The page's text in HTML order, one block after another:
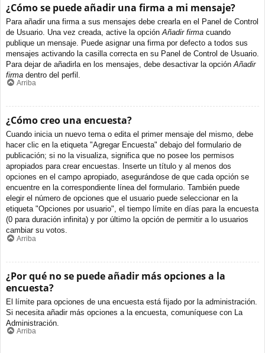
¿Cómo se puede añadir una firma a mi mensaje?
Para añadir una firma a sus mensajes debe crearla en el Panel de Control
de Usuario. Una vez creada, active la opción Añadir firma cuando
publique un mensaje. Puede asignar una firma por defecto a todos sus
mensajes activando la casilla correcta en su Panel de Control de Usuario.
Para dejar de añadirla en los mensajes, debe desactivar la opción Añadir
firma dentro del perfil.
Arriba
¿Cómo creo una encuesta?
Cuando inicia un nuevo tema o edita el primer mensaje del mismo, debe
hacer clic en la etiqueta "Agregar Encuesta" debajo del formulario de
publicación; si no la visualiza, significa que no posee los permisos
apropiados para crear encuestas. Inserte un título y al menos dos
opciones en el campo apropiado, asegurándose de que cada opción se
encuentre en la correspondiente línea del formulario. También puede
elegir el número de opciones que el usuario puede seleccionar en la
etiqueta "Opciones por usuario", el tiempo límite en días para la encuesta
(0 para duración infinita) y por último la opción de permitir a lo usuarios
cambiar su votos.
Arriba
¿Por qué no se puede añadir más opciones a la
encuesta?
El límite para opciones de una encuesta está fijado por la administración.
Si necesita añadir más opciones a la encuesta, comuníquese con La
Administración.
Arriba